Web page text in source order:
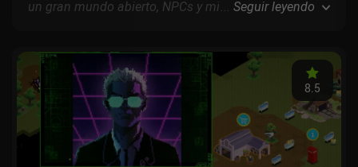
un gran mundo abierto, NPCs y misiones
... Seguir leyendo
8.5